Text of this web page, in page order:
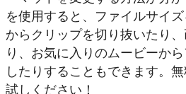
を使用すると、ファイルサイ
からクリップを切り抜いたり
り、お気に入りのムービーか
したりすることもできます。
試しください！